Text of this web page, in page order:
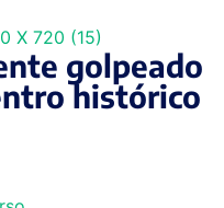
golpeado
histórico